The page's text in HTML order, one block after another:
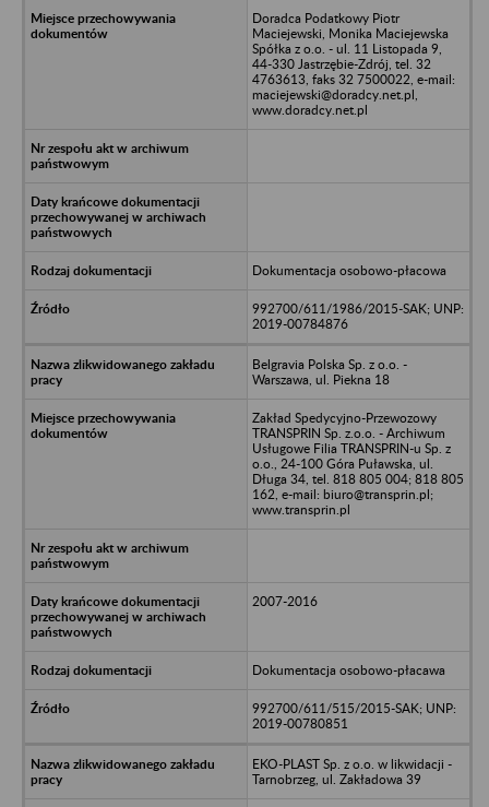
Doradca Podatkowy Piotr
Maciejewski, Monika Maciejewska
Spółka z o.o. - ul. 11 Listopada 9,
44-330 Jastrzębie-Zdrój, tel. 32
4763613, faks 32 7500022, e-mail:
maciejewski@doradcy.net.pl,
www.doradcy.net.pl
Dokumentacja osobowo-płacowa
992700/611/1986/2015-SAK; UNP:
2019-00784876
Belgravia Polska Sp. z o.o. -
Warszawa, ul. Piekna 18
Zakład Spedycyjno-Przewozowy
TRANSPRIN Sp. z.o.o. - Archiwum
Usługowe Filia TRANSPRIN-u Sp. z
o.o., 24-100 Góra Puławska, ul.
Długa 34, tel. 818 805 004; 818 805
162, e-mail: biuro@transprin.pl;
www.transprin.pl
2007-2016
Dokumentacja osobowo-płacawa
992700/611/515/2015-SAK; UNP:
2019-00780851
EKO-PLAST Sp. z o.o. w likwidacji -
Tarnobrzeg, ul. Zakładowa 39